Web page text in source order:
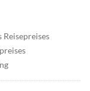
Reisepreises